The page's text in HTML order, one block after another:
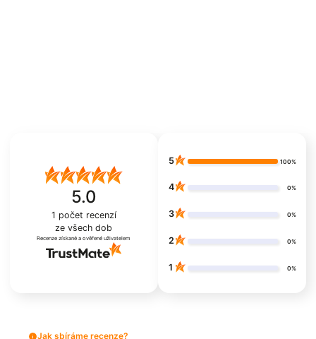
5.0
1 počet recenzí
ze všech dob
Recenze získané a ověřené uživatelem
5 100%
4 0%
3 0%
2 0%
1 0%
Jak sbíráme recenze?